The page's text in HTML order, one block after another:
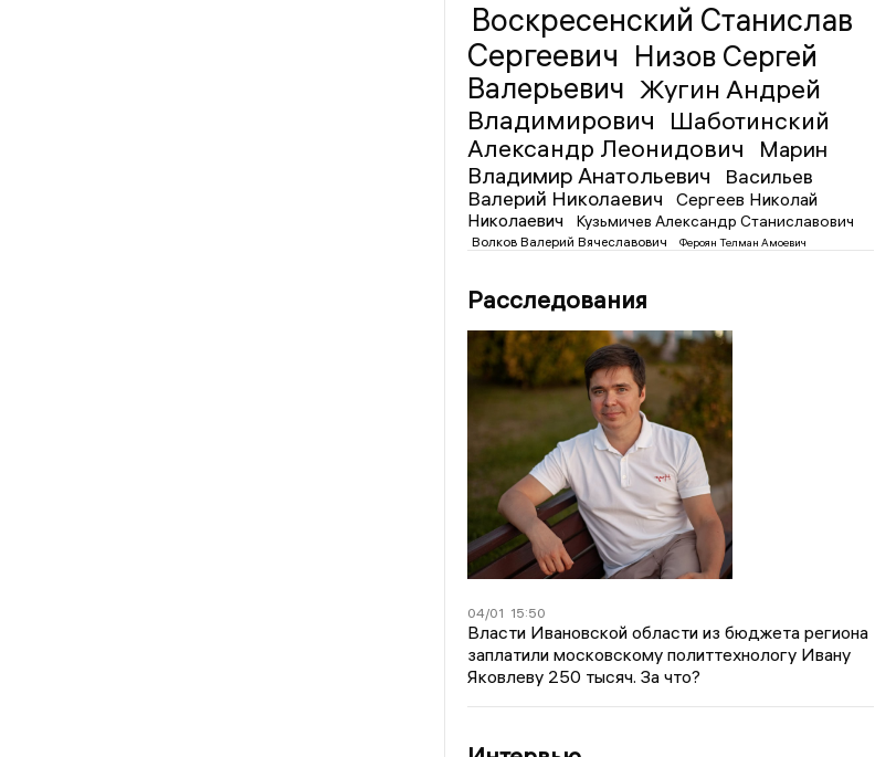
Воскресенский Станислав
Сергеевич Низов Сергей
Валерьевич Жугин Андрей
Владимирович
Шаботинский
Александр Леонидович
Марин
Владимир Анатольевич
Васильев
Валерий Николаевич
Сергеев Николай
Николаевич
Кузьмичев Александр Станиславович
Волков Валерий Вячеславович Фероян Телман Амоевич
Расследования
04/01 15:50
Власти Ивановской области из бюджета региона
заплатили московскому политтехнологу Ивану
Яковлеву 250 тысяч. За что?